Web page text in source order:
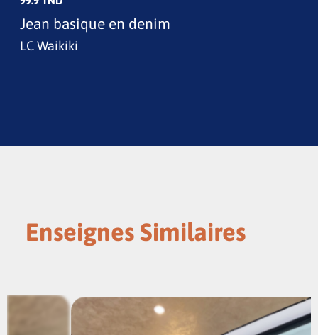
Jean basique en denim
LC Waikiki
Enseignes Similaires